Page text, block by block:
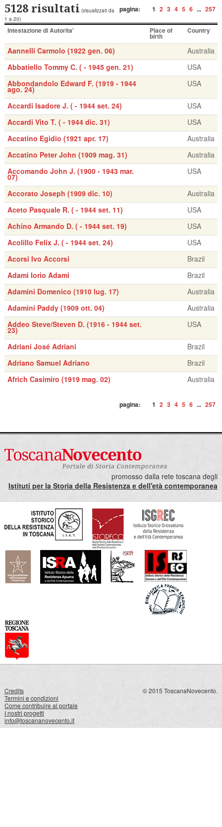
pagina: 1 2 3 4 5 6 ... 257
5128 risultati (visualizzati da
1 a 20)
Intestazione di Autorita' Place of
birth
Country
Aannelli Carmolo (1922 gen. 06)
Australia
Abbatiello Tommy C. ( - 1945 gen. 21)
USA
Abbondandolo Edward F. (1919 - 1944
ago. 24)
USA
Accardi Isadore J. ( - 1944 set. 24)
USA
Accardi Vito T. ( - 1944 dic. 31)
USA
Accatino Egidio (1921 apr. 17)
Australia
Accatino Peter John (1909 mag. 31)
Australia
Accomando John J. (1900 - 1943 mar.
07)
USA
Accorato Joseph (1909 dic. 10)
Australia
Aceto Pasquale R. ( - 1944 set. 11)
USA
Achino Armando D. ( - 1944 set. 19)
USA
Acolillo Felix J. ( - 1944 set. 24)
USA
Acorsi Ivo Accorsi
Brazil
Adami Iorio Adami
Brazil
Adamini Domenico (1910 lug. 17)
Australia
Adamini Paddy (1909 ott. 04)
Australia
Addeo Steve/Steven D. (1916 - 1944 set.
23)
USA
Adriani José Adriani
Brazil
Adriano Samuel Adriano
Brazil
Africh Casimiro (1919 mag. 02)
Australia
pagina: 1 2 3 4 5 6 ... 257
promosso dalla rete toscana degli
Istituti per la Storia della Resistenza e dell'età contemporanea
Credits
Termini e condizioni
Come contribuire al portale
I nostri progetti
info@toscananovecento.it
© 2015 ToscanaNovecento.